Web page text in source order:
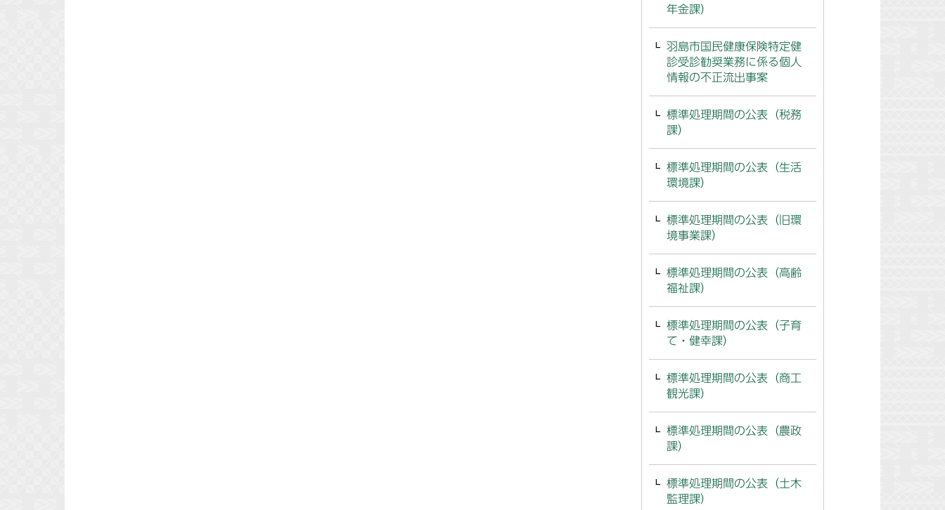
年金課）
羽島市国民健康保険特定健
診受診勧奨業務に係る個人
情報の不正流出事案
標準処理期間の公表（税務
課）
標準処理期間の公表（生活
環境課）
標準処理期間の公表（旧環
境事業課）
標準処理期間の公表（高齢
福祉課）
標準処理期間の公表（子育
て・健幸課）
標準処理期間の公表（商工
観光課）
標準処理期間の公表（農政
課）
標準処理期間の公表（土木
監理課）